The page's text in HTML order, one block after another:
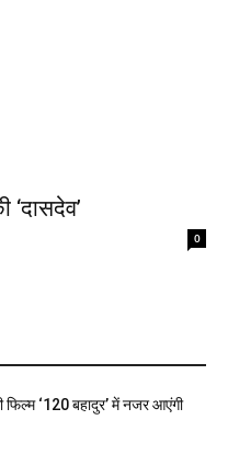
‘दासदेव’
0
‘120 बहादुर’ में नजर आएंगी